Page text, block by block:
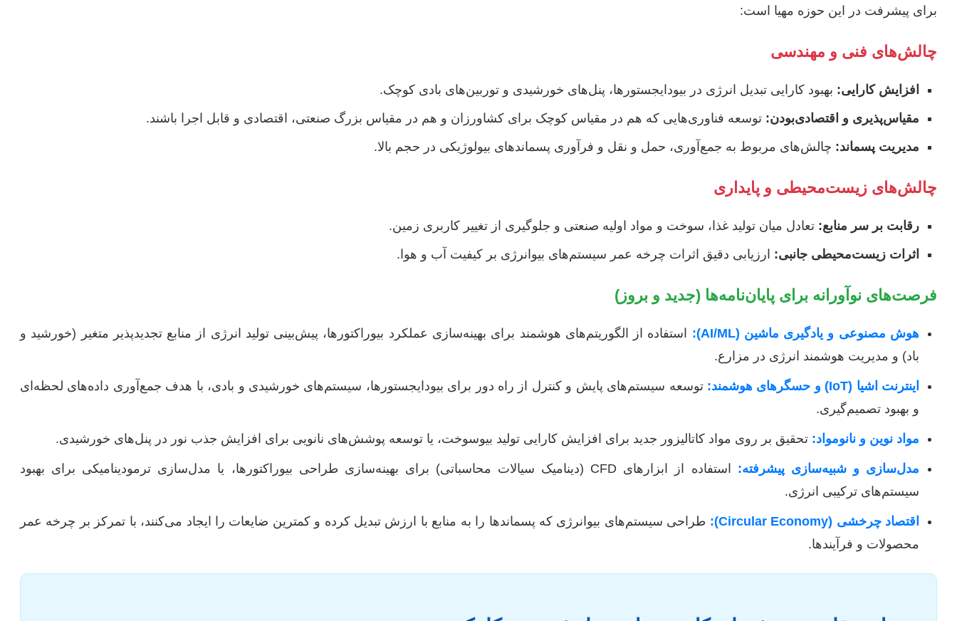
برای پیشرفت در این حوزه مهیا است:
چالش‌های فنی و مهندسی
افزایش کارایی: بهبود کارایی تبدیل انرژی در بیودایجستورها، پنل‌های خورشیدی و توربین‌های بادی کوچک.
مقیاس‌پذیری و اقتصادی‌بودن: توسعه فناوری‌هایی که هم در مقیاس کوچک برای کشاورزان و هم در مقیاس بزرگ صنعتی، اقتصادی و قابل اجرا باشند.
مدیریت پسماند: چالش‌های مربوط به جمع‌آوری، حمل و نقل و فرآوری پسماندهای بیولوژیکی در حجم بالا.
چالش‌های زیست‌محیطی و پایداری
رقابت بر سر منابع: تعادل میان تولید غذا، سوخت و مواد اولیه صنعتی و جلوگیری از تغییر کاربری زمین.
اثرات زیست‌محیطی جانبی: ارزیابی دقیق اثرات چرخه عمر سیستم‌های بیوانرژی بر کیفیت آب و هوا.
فرصت‌های نوآورانه برای پایان‌نامه‌ها (جدید و بروز)
هوش مصنوعی و یادگیری ماشین (AI/ML):
استفاده از الگوریتم‌های هوشمند برای بهینه‌سازی عملکرد بیوراکتورها، پیش‌بینی تولید انرژی از منابع تجدیدپذیر متغیر (خورشید و
باد) و مدیریت هوشمند انرژی در مزارع.
اینترنت اشیا (IoT) و حسگرهای هوشمند:
توسعه سیستم‌های پایش و کنترل از راه دور برای بیودایجستورها، سیستم‌های خورشیدی و بادی، با هدف جمع‌آوری داده‌های لحظه‌ای
و بهبود تصمیم‌گیری.
مواد نوین و نانومواد: تحقیق بر روی مواد کاتالیزور جدید برای افزایش کارایی تولید بیوسوخت، یا توسعه پوشش‌های نانویی برای افزایش جذب نور در پنل‌های خورشیدی.
مدل‌سازی و شبیه‌سازی پیشرفته:
استفاده از ابزارهای CFD (دینامیک سیالات محاسباتی) برای بهینه‌سازی طراحی بیوراکتورها، یا مدل‌سازی ترمودینامیکی برای بهبود
سیستم‌های ترکیبی انرژی.
اقتصاد چرخشی (Circular Economy):
طراحی سیستم‌های بیوانرژی که پسماندها را به منابع با ارزش تبدیل کرده و کمترین ضایعات را ایجاد می‌کنند، با تمرکز بر چرخه عمر
محصولات و فرآیندها.